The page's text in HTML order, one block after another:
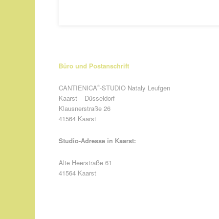
Büro und Postanschrift
CANTIENICA®-STUDIO Nataly Leufgen
Kaarst – Düsseldorf
Klausnerstraße 26
41564 Kaarst
Studio-Adresse in Kaarst:
Alte Heerstraße 61
41564 Kaarst